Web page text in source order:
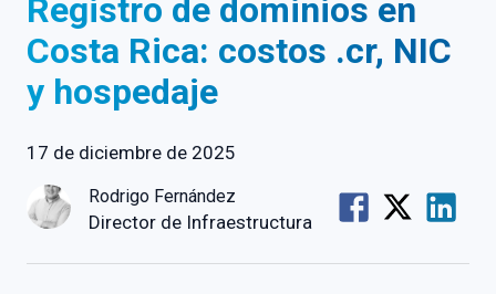
Registro de dominios en
Costa Rica: costos .cr, NIC
y hospedaje
17 de diciembre de 2025
Rodrigo Fernández
Director de Infraestructura